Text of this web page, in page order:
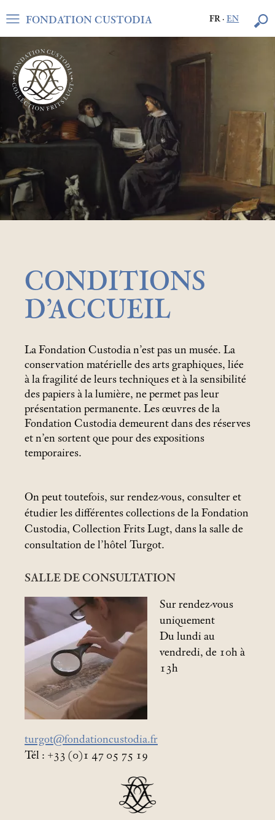
FR·EN
FONDATION CUSTODIA
CONDITIONS
D’ACCUEIL
La Fondation Custodia n’est pas un musée. La
conservation matérielle des arts graphiques, liée
à la fragilité de leurs techniques et à la sensibilité
des papiers à la lumière, ne permet pas leur
présentation permanente. Les œuvres de la
Fondation Custodia demeurent dans des réserves
et n’en sortent que pour des expositions
temporaires.
On peut toutefois, sur rendez-vous, consulter et
étudier les différentes collections de la Fondation
Custodia, Collection Frits Lugt, dans la salle de
consultation de l’hôtel Turgot.
SALLE DE CONSULTATION
Sur rendez-vous
uniquement
Du lundi au
vendredi, de 10h à
13h
turgot@fondationcustodia.fr
Tél : +33 (0)1 47 05 75 19